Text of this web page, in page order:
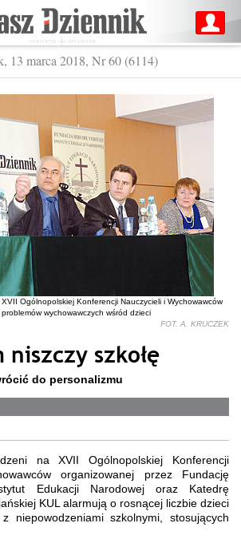
13 marca 2018, Nr 60 (6114)
Ogólnopolskiej Konferencji Nauczycieli i Wychowawców
wychowawczych wśród dzieci
FOT. A. KRUCZEK
szkołę
do personalizmu
na XVII Ogólnopolskiej Konferencji
organizowanej przez Fundację
Edukacji Narodowej oraz Katedrę
KUL alarmują o rosnącej liczbie dzieci
niepowodzeniami szkolnymi, stosujących